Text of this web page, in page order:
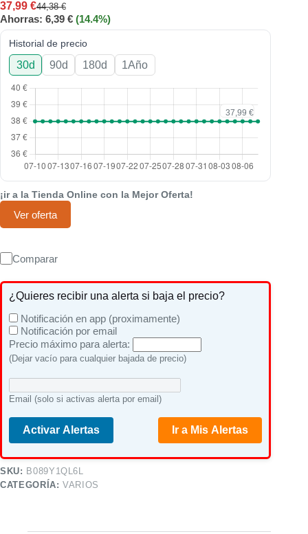
44,38€
37,99 €
Ahorras: 6,39 € (14.4%)
Historial de precio
30d 90d 180d 1Año
¡ir a la Tienda Online con la Mejor Oferta!
Ver oferta
Comparar
¿Quieres recibir una alerta si baja el precio?
Notificación en app (proximamente)
Notificación por email
Precio máximo para alerta:
(Dejar vacío para cualquier bajada de precio)
Email (solo si activas alerta por email)
Activar Alertas Ir a Mis Alertas
SKU: B089Y1QL6L
CATEGORÍA:VARIOS